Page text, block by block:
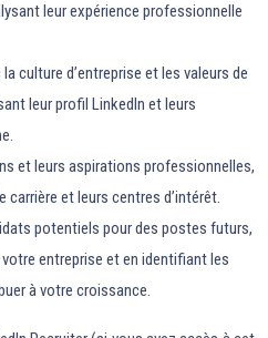
leur expérience professionnelle
culture d’entreprise et les valeurs de
leur profil LinkedIn et leurs
et leurs aspirations professionnelles,
carrière et leurs centres d’intérêt.
potentiels pour des postes futurs,
entreprise et en identifiant les
à votre croissance.